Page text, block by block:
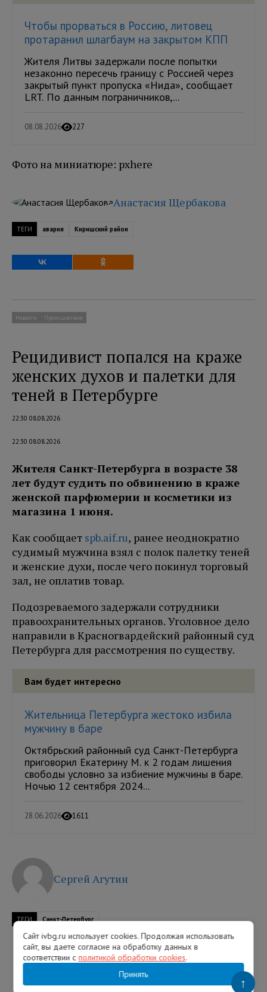
Чтобы прорваться в Россию, литовец
протаранил шлагбаум на закрытом КПП
Жителя Литвы задержали после попытки
незаконно пересечь границу с Россией через
закрытый пункт пропуска «Нида», сообщает
LRT. По данным пограничников,...
08.08.2026 227
Фото на миниатюре: pxhere
Анастасия Щербакова
ТЕГИ авария Киришский район
Новости Происшествия
Рецидивист попался на краже
женских духов и палетки для
теней в Петербурге
22:30 08.08.2026
22:30 08.08.2026
Жителя Санкт-Петербурга в возрасте 38
лет будут судить по обвинению в краже
женской парфюмерии и косметики из
магазина 1 июня.
Как сообщает spb.aif.ru, ранее неоднократно
судимый мужчина взял с полок палетку теней
и женские духи, после чего покинул торговый
зал, не оплатив товар.
Подозреваемого задержали сотрудники
правоохранительных органов. Уголовное дело
направили в Красногвардейский районный суд
Петербурга для рассмотрения по существу.
Вам будет интересно
Жительница Петербурга жестоко избила
мужчину в баре
Октябрьский районный суд Санкт-Петербурга
приговорил Екатерину М. к 2 годам лишения
свободы условно за избиение мужчины в баре.
Ночью 12 сентября 2024...
28.06.2026 1611
Сергей Агутин
ТЕГИ Санкт-Петербург
Сайт ivbg.ru использует cookies. Продолжая использовать
сайт, вы даете согласие на обработку данных в
соответствии с политикой обработки cookies.
Принять
↑